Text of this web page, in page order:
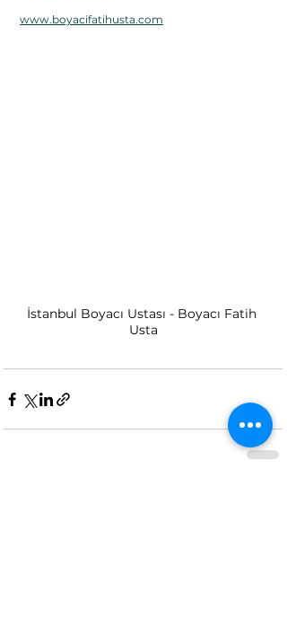
www.boyacifatihusta.com
İstanbul Boyacı Ustası - Boyacı Fatih
Usta